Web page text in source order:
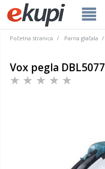
Početna stranica Parna glačala
Vox pegla DBL5077